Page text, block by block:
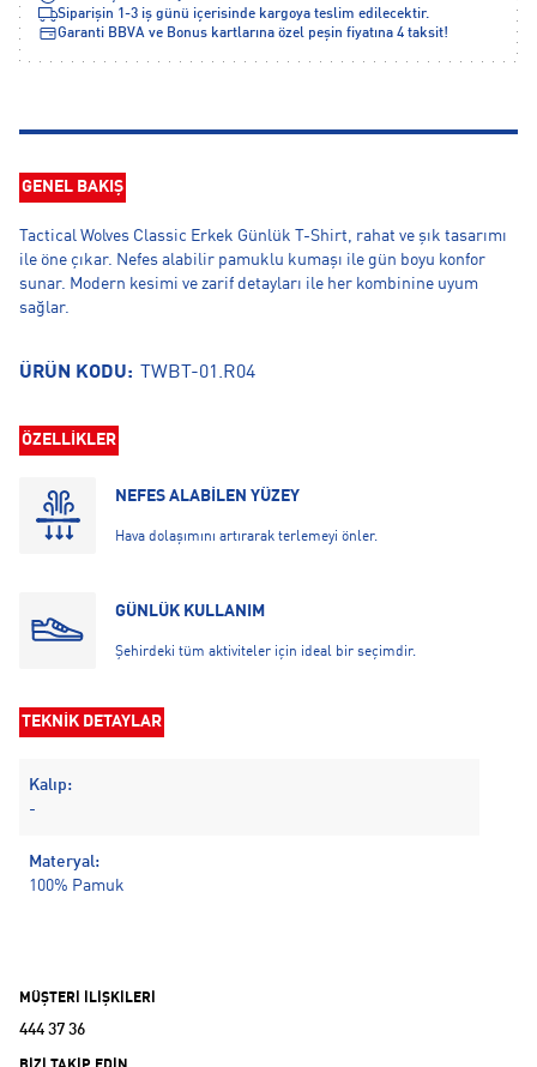
Siparişin 1-3 iş günü içerisinde kargoya teslim edilecektir.
Garanti BBVA ve Bonus kartlarına özel peşin fiyatına 4 taksit!
GENEL BAKIŞ
Tactical Wolves Classic Erkek Günlük T-Shirt, rahat ve şık tasarımı
ile öne çıkar. Nefes alabilir pamuklu kumaşı ile gün boyu konfor
sunar. Modern kesimi ve zarif detayları ile her kombinine uyum
sağlar.
ÜRÜN KODU: TWBT-01.R04
ÖZELLİKLER
NEFES ALABİLEN YÜZEY
Hava dolaşımını artırarak terlemeyi önler.
GÜNLÜK KULLANIM
Şehirdeki tüm aktiviteler için ideal bir seçimdir.
TEKNİK DETAYLAR
Kalıp:
-
Materyal:
100% Pamuk
MÜŞTERİ İLİŞKİLERİ
444 37 36